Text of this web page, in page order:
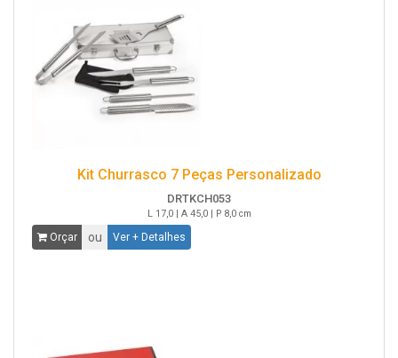
Kit Churrasco 7 Peças Personalizado
DRTKCH053
L 17,0 | A 45,0 | P 8,0 cm
Orçar ou Ver + Detalhes